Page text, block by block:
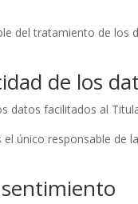
del tratamiento de los
de los
datos facilitados al
único responsable de